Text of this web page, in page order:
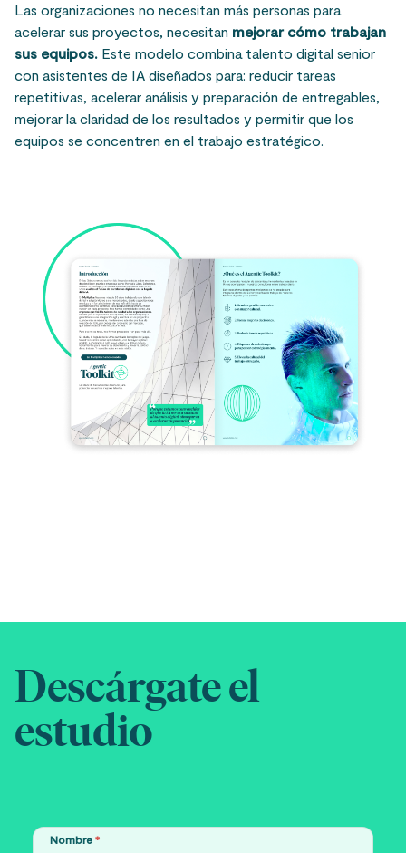
Las organizaciones no necesitan más personas para
acelerar sus proyectos, necesitan mejorar cómo trabajan
sus equipos. Este modelo combina talento digital senior
con asistentes de IA diseñados para: reducir tareas
repetitivas, acelerar análisis y preparación de entregables,
mejorar la claridad de los resultados y permitir que los
equipos se concentren en el trabajo estratégico.
Descárgate el
estudio
Nombre *